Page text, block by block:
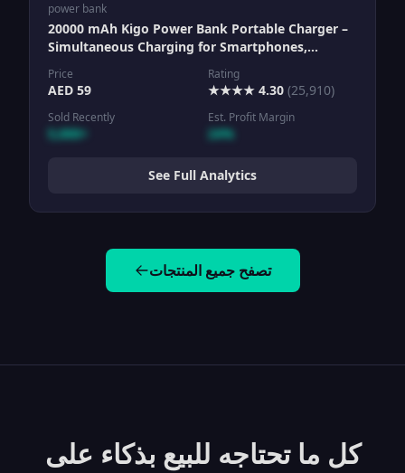
power bank
20000 mAh Kigo Power Bank Portable Charger –
Simultaneous Charging for Smartphones,
Tablets, Gaming Devices, Bluetooth & More –
Compact, Travel-Friendly Design for On-the-Go
Power Anywhere Black
Price
AED 59
Rating
★★★★ 4.30 (25,910)
Sold Recently
5,000+
Est. Profit Margin
24%
See Full Analytics
تصفح جميع المنتجات
كل ما تحتاجه للبيع بذكاء على